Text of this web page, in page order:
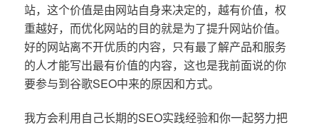
站，这个价值是由网站自身来决定的，越有价值，权
重越好，而优化网站的目的就是为了提升网站价值。
好的网站离不开优质的内容，只有最了解产品和服务
的人才能写出最有价值的内容，这也是我前面说的你
要参与到谷歌SEO中来的原因和方式。
我方会利用自己长期的SEO实践经验和你一起努力把